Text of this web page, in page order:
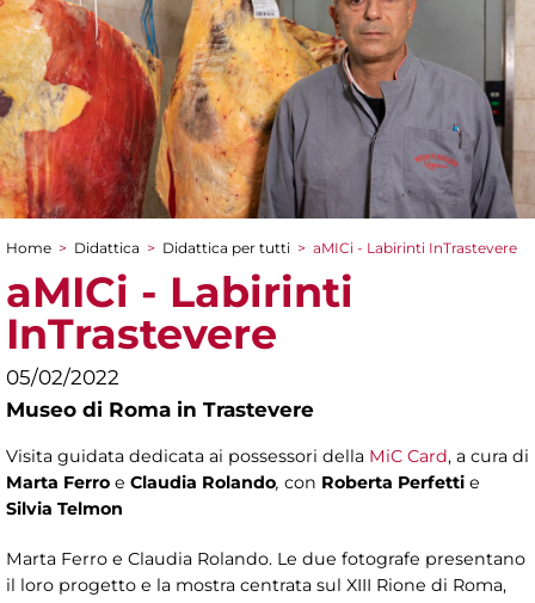
Tu sei qui
Home > Didattica > Didattica per tutti > aMICi - Labirinti InTrastevere
aMICi - Labirinti
InTrastevere
05/02/2022
Museo di Roma in Trastevere
Visita guidata dedicata ai possessori della MiC Card, a cura di
Marta Ferro e Claudia Rolando, con Roberta Perfetti e
Silvia Telmon
Marta Ferro e Claudia Rolando. Le due fotografe presentano
il loro progetto e la mostra centrata sul XIII Rione di Roma,